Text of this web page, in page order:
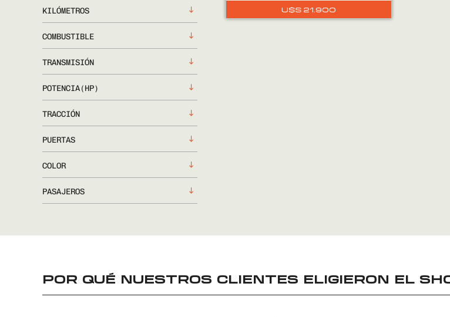
KILÓMETROS
COMBUSTIBLE
TRANSMISIÓN
POTENCIA(HP)
TRACCIÓN
PUERTAS
COLOR
PASAJEROS
U$S 21.900
POR QUÉ NUESTROS CLIENTES ELIGIERON EL